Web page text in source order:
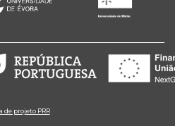
de projeto PRR